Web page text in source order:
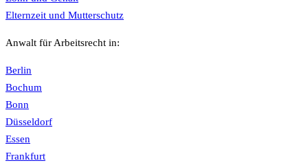
Elternzeit und Mutterschutz
Anwalt für Arbeitsrecht in:
Berlin
Bochum
Bonn
Düsseldorf
Essen
Frankfurt